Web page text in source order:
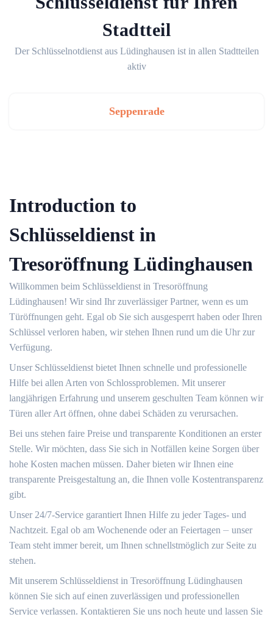
Stadtteil
Der Schlüsselnotdienst aus Lüdinghausen ist in allen Stadtteilen
aktiv
Seppenrade
Introduction to
Schlüsseldienst in
Tresoröffnung Lüdinghausen
Willkommen beim Schlüsseldienst in Tresoröffnung
Lüdinghausen!​ Wir sind Ihr zuverlässiger Partner, wenn es um
Türöffnungen geht.​ Egal ob Sie sich ausgesperrt haben oder Ihren
Schlüssel verloren haben, wir stehen Ihnen rund um die Uhr zur
Verfügung.​
Unser Schlüsseldienst bietet Ihnen schnelle und professionelle
Hilfe bei allen Arten von Schlossproblemen.​ Mit unserer
langjährigen Erfahrung und unserem geschulten Team können wir
Türen aller Art öffnen, ohne dabei Schäden zu verursachen.​
Bei uns stehen faire Preise und transparente Konditionen an erster
Stelle.​ Wir möchten, dass Sie sich in Notfällen keine Sorgen über
hohe Kosten machen müssen.​ Daher bieten wir Ihnen eine
transparente Preisgestaltung an, die Ihnen volle Kostentransparenz
gibt.​
Unser 24/7-Service garantiert Ihnen Hilfe zu jeder Tages- und
Nachtzeit. Egal ob am Wochenende oder an Feiertagen ⏤ unser
Team steht immer bereit, um Ihnen schnellstmöglich zur Seite zu
stehen.​
Mit unserem Schlüsseldienst in Tresoröffnung Lüdinghausen
können Sie sich auf einen zuverlässigen und professionellen
Service verlassen.​ Kontaktieren Sie uns noch heute und lassen Sie